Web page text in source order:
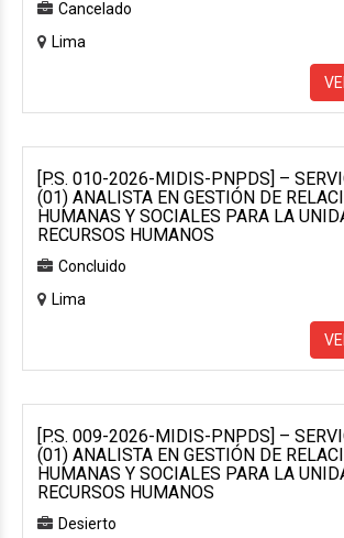
Cancelado
Lima
[P.S. 010-2026-MIDIS-PNPDS] –
(01) ANALISTA EN GESTIÓN DE
HUMANAS Y SOCIALES PARA LA
RECURSOS HUMANOS
Concluido
Lima
[P.S. 009-2026-MIDIS-PNPDS] –
(01) ANALISTA EN GESTIÓN DE
HUMANAS Y SOCIALES PARA LA
RECURSOS HUMANOS
Desierto